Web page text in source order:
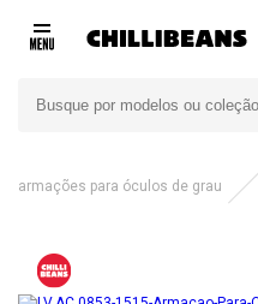
armações para óculos de grau